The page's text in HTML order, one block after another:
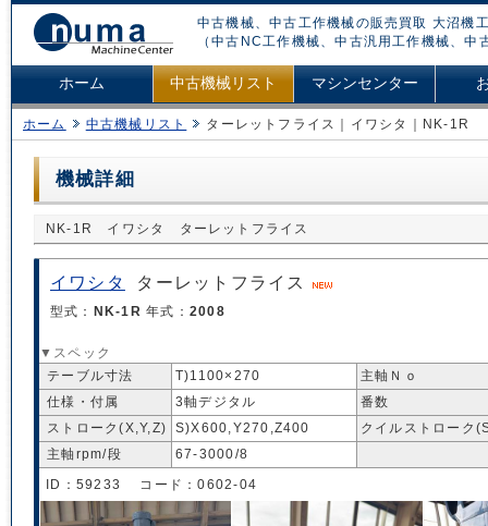
中古機械、中古工作機械の販売買取 大沼機
（中古NC工作機械、中古汎用工作機械、
ホーム 中古機械リスト マシンセンター
ホーム 中古機械リスト ターレットフライス｜イワシタ｜NK-1R
機械詳細
NK-1R イワシタ ターレットフライス
イワシタ ターレットフライス
型式： NK-1R 年式： 2008
▼スペック
テーブル寸法
T)1100×270
主軸Ｎｏ
仕様・付属
3軸デジタル
番数
ストローク(X,Y,Z)
S)X600,Y270,Z400
クイルストローク
主軸rpm/段
67-3000/8
ID：59233 コード：0602-04